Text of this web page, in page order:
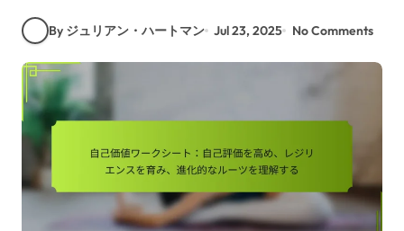
By ジュリアン・ハートマン Jul 23, 2025 No Comments